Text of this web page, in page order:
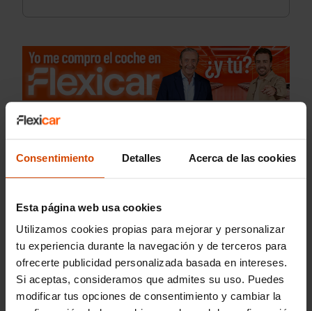
Consentimiento Detalles Acerca de las cookies
Esta página web usa cookies
Utilizamos cookies propias para mejorar y personalizar
tu experiencia durante la navegación y de terceros para
ofrecerte publicidad personalizada basada en intereses.
Si aceptas, consideramos que admites su uso. Puedes
modificar tus opciones de consentimiento y cambiar la